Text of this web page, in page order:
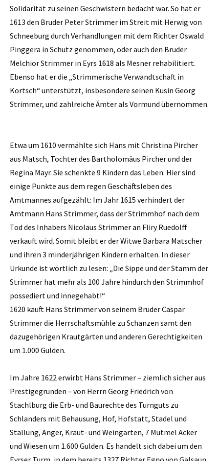
Solidarität zu seinen Geschwistern bedacht war. So hat er
1613 den Bruder Peter Strimmer im Streit mit Herwig von
Schneeburg durch Verhandlungen mit dem Richter Oswald
Pinggera in Schutz genommen, oder auch den Bruder
Melchior Strimmer in Eyrs 1618 als Mesner rehabilitiert.
Ebenso hat er die „Strimmerische Verwandtschaft in
Kortsch“ unterstützt, insbesondere seinen Kusin Georg
Strimmer, und zahlreiche Ämter als Vormund übernommen.
Etwa um 1610 vermählte sich Hans mit Christina Pircher
aus Matsch, Tochter des Bartholomäus Pircher und der
Regina Mayr. Sie schenkte 9 Kindern das Leben. Hier sind
einige Punkte aus dem regen Geschäftsleben des
Amtmannes aufgezählt: Im Jahr 1615 verhindert der
Amtmann Hans Strimmer, dass der Strimmhof nach dem
Tod des Inhabers Nicolaus Strimmer an Fliry Ruedolff
verkauft wird. Somit bleibt er der Witwe Barbara Matscher
und ihren 3 minderjährigen Kindern erhalten. In dieser
Urkunde ist wörtlich zu lesen: „Die Sippe und der Stamm der
Strimmer hat mehr als 100 Jahre hindurch den Strimmhof
possediert und innegehabt!“
1620 kauft Hans Strimmer von seinem Bruder Caspar
Strimmer die Herrschaftsmühle zu Schanzen samt den
dazugehörigen Krautgärten und anderen Gerechtigkeiten
um 1.000 Gulden.
Im Jahre 1622 erwirbt Hans Strimmer – ziemlich sicher aus
Prestigegründen – von Herrn Georg Friedrich von
Stachlburg die Erb- und Baurechte des Turnguts zu
Schlanders mit Behausung, Hof, Hofstatt, Stadel und
Stallung, Anger, Kraut- und Weingarten, 7 Mutmel Acker
und Wiesen um 1.600 Gulden. Es handelt sich dabei um den